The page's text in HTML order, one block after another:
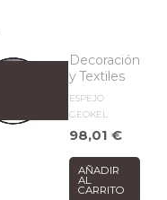
Decoración
y Textiles
ESPEJO
GEOKEL
98,01€
AÑADIR
AL
CARRITO